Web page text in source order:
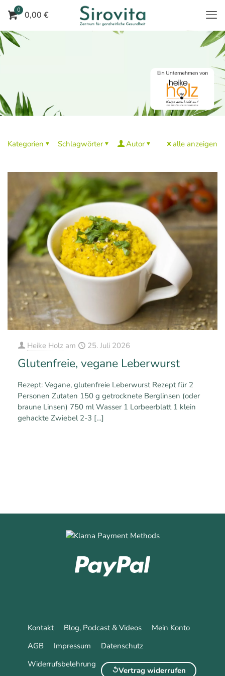
0 0,00 €
Kategorien Schlagwörter Autor alle anzeigen
Heike Holz am 25. Juli 2026
Glutenfreie, vegane Leberwurst
Rezept: Vegane, glutenfreie Leberwurst Rezept für 2
Personen Zutaten 150 g getrocknete Berglinsen (oder
braune Linsen) 750 ml Wasser 1 Lorbeerblatt 1 klein
gehackte Zwiebel 2-3 […]
Kontakt Blog, Podcast & Videos
Mein Konto
AGB
Impressum
Datenschutz
Widerrufsbelehrung
Vertrag widerrufen